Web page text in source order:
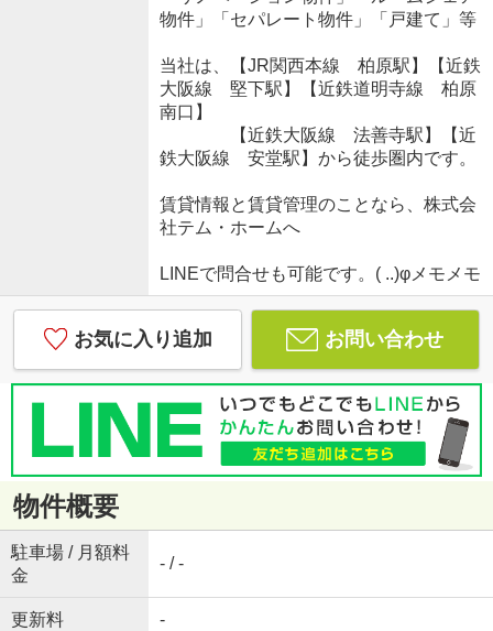
物件」「セパレート物件」「戸建て」等
当社は、【JR関西本線 柏原駅】【近鉄
大阪線 堅下駅】【近鉄道明寺線 柏原
南口】
【近鉄大阪線 法善寺駅】【近
鉄大阪線 安堂駅】から徒歩圏内です。
賃貸情報と賃貸管理のことなら、株式会
社テム・ホームへ
LINEで問合せも可能です。( ..)φメモメモ
お気に入り追加 お問い合わせ
物件概要
駐車場 / 月額料
金
- / -
更新料 -